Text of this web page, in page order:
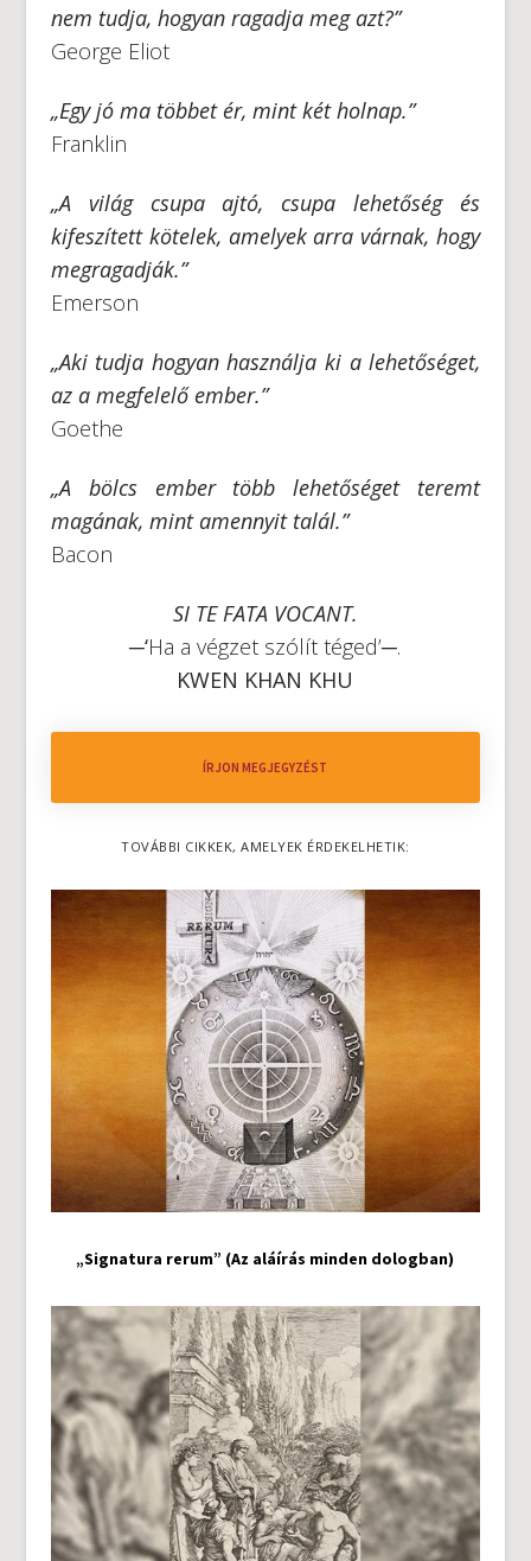
nem tudja, hogyan ragadja meg azt?”
George Eliot
„Egy jó ma többet ér, mint két holnap.”
Franklin
„A világ csupa ajtó, csupa lehetőség és
kifeszített kötelek, amelyek arra várnak, hogy
megragadják.”
Emerson
„Aki tudja hogyan használja ki a lehetőséget,
az a megfelelő ember.”
Goethe
„A bölcs ember több lehetőséget teremt
magának, mint amennyit talál.”
Bacon
SI TE FATA VOCANT.
─‘Ha a végzet szólít téged’─.
KWEN KHAN KHU
ÍRJON MEGJEGYZÉST
TOVÁBBI CIKKEK, AMELYEK ÉRDEKELHETIK:
„Signatura rerum” (Az aláírás minden dologban)